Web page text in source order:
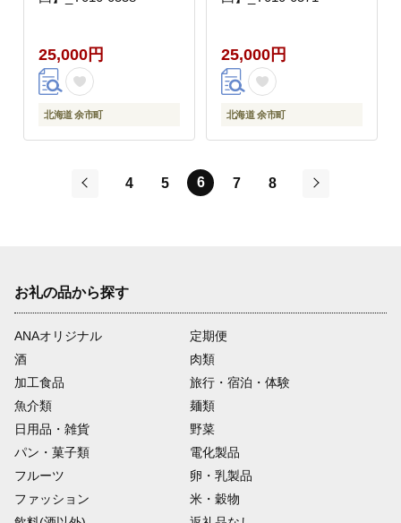
25,000円
北海道 余市町
25,000円
北海道 余市町
4 5 6 7
8
お礼の品から探す
ANAオリジナル
定期便
酒
肉類
加工食品
旅行・宿泊・体験
魚介類
麺類
日用品・雑貨
野菜
パン・菓子類
電化製品
フルーツ
卵・乳製品
ファッション
米・穀物